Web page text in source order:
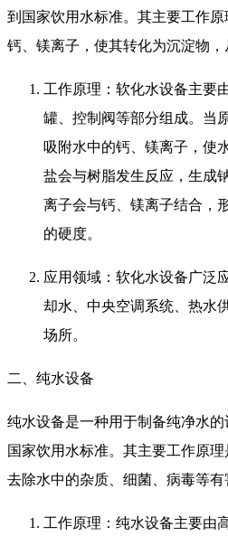
到国家饮用水标准。其主要工作
钙、镁离子，使其转化为沉淀物，
工作原理：软化水设备主要
罐、控制阀等部分组成。当
吸附水中的钙、镁离子，使
盐会与树脂发生反应，生成
离子会与钙、镁离子结合，
的硬度。
应用领域：软化水设备广泛
却水、中央空调系统、热水
场所。
二、纯水设备
纯水设备是一种用于制备纯净水
国家饮用水标准。其主要工作原
去除水中的杂质、细菌、病毒等有
工作原理：纯水设备主要由